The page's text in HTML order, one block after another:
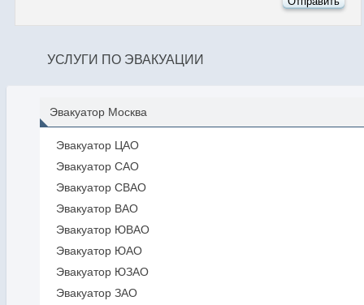
УСЛУГИ ПО ЭВАКУАЦИИ
Эвакуатор Москва
Эвакуатор ЦАО
Эвакуатор САО
Эвакуатор СВАО
Эвакуатор ВАО
Эвакуатор ЮВАО
Эвакуатор ЮАО
Эвакуатор ЮЗАО
Эвакуатор ЗАО